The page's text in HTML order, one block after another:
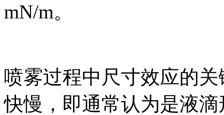
mN/m。
喷雾过程中尺寸效应的
快慢，即通常认为是液